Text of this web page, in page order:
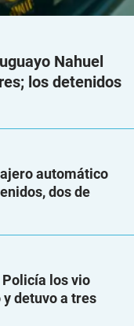
Nahuel
los detenidos
automático
dos de
los vio
detuvo a tres